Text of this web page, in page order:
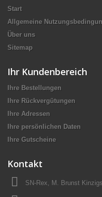
Start
Allgemeine
Über uns
Sitemap
Ihr Kundenbereich
Ihre Bestellungen
Ihre Rückvergütungen
Ihre Adressen
Ihre persönlichen Daten
Ihre Gutscheine
Kontakt
SN-Rex, M. Brunst